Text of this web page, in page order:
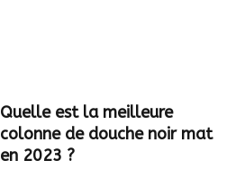
Quelle est la meilleure
colonne de douche noir mat
en 2023 ?